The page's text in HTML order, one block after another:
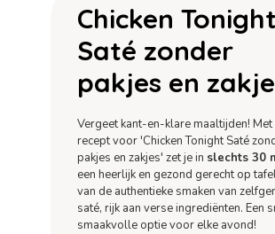
Chicken Tonight
Saté zonder
pakjes en
Vergeet kant-en-klare maaltijden!
recept voor 'Chicken Tonight Saté
pakjes en zakjes' zet je in slechts 30
een heerlijk en gezond gerecht op
van de authentieke smaken van
saté, rijk aan verse ingrediënten. Een
smaakvolle optie voor elke avond!